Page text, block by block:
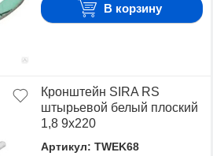
В корзину
Кронштейн SIRA RS
штырьевой белый плоский
1,8 9х220
Артикул: TWEK68